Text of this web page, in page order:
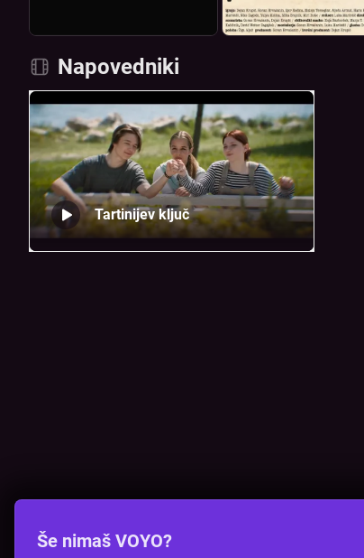
Napovedniki
Tartinijev ključ
Še nimaš VOYO?